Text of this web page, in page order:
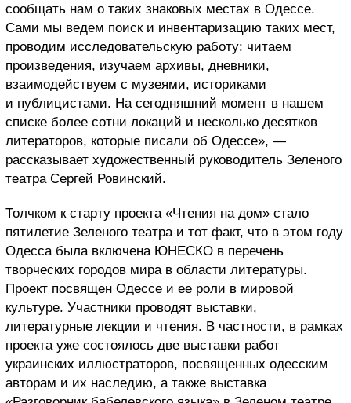
сообщать нам о таких знаковых местах в Одессе.
Сами мы ведем поиск и инвентаризацию таких мест,
проводим исследовательскую работу: читаем
произведения, изучаем архивы, дневники,
взаимодействуем с музеями, историками
и публицистами. На сегодняшний момент в нашем
списке более сотни локаций и несколько десятков
литераторов, которые писали об Одессе», —
рассказывает художественный руководитель Зеленого
театра Сергей Ровинский.
Толчком к старту проекта «Чтения на дом» стало
пятилетие Зеленого театра и тот факт, что в этом году
Одесса была включена ЮНЕСКО в перечень
творческих городов мира в области литературы.
Проект посвящен Одессе и ее роли в мировой
культуре. Участники проводят выставки,
литературные лекции и чтения. В частности, в рамках
проекта уже состоялось две выставки работ
украинских иллюстраторов, посвященных одесским
авторам и их наследию, а также выставка